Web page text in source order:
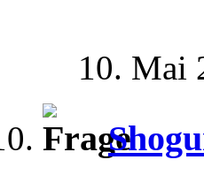
10. Mai